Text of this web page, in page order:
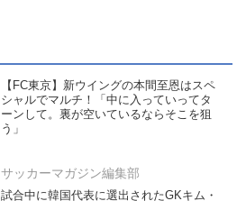
【FC東京】新ウイングの本間至恩はスペ
シャルでマルチ！「中に入っていってタ
ーンして。裏が空いているならそこを狙
う」
サッカーマガジン編集部
試合中に韓国代表に選出されたGKキム・